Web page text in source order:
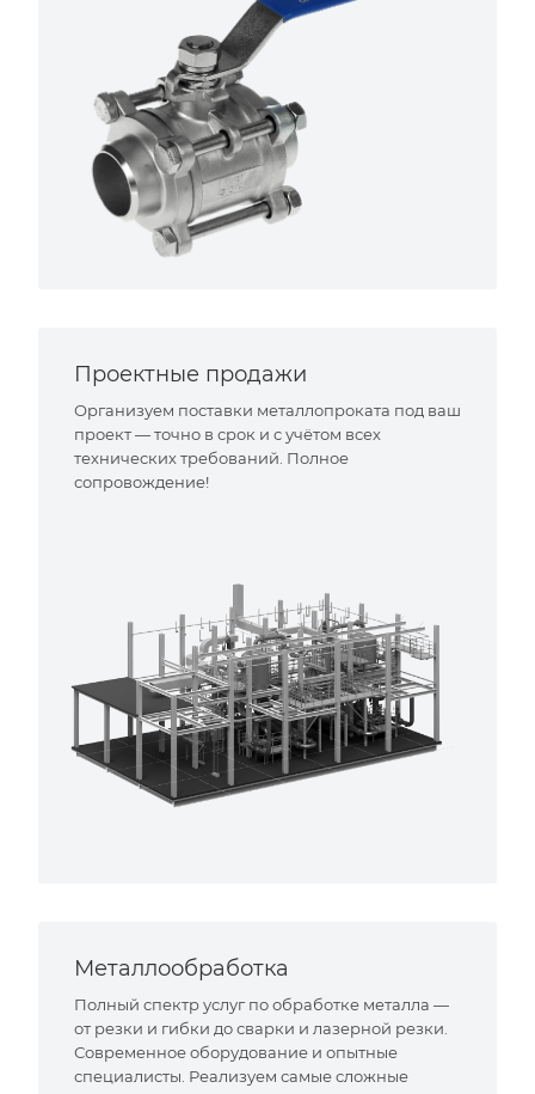
Проектные продажи
Организуем поставки металлопроката под ваш
проект — точно в срок и с учётом всех
технических требований. Полное
сопровождение!
Металлообработка
Полный спектр услуг по обработке металла —
от резки и гибки до сварки и лазерной резки.
Современное оборудование и опытные
специалисты. Реализуем самые сложные